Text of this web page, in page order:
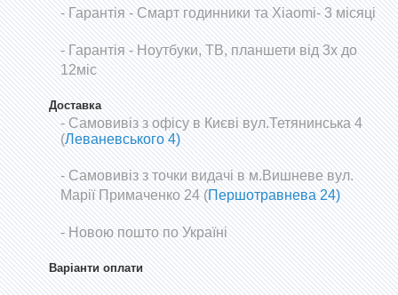
-Гарантія - Смарт годинники та Xiaomi- 3 місяці
- Гарантія - Ноутбуки, ТВ, планшети від 3х до
12міс
Доставка
- Самовивіз з офісу в Києві вул.Тетянинська 4
(Леваневського 4)
- Самовивіз з точки видачі в м.Вишневе вул.
Марії Примаченко 24 (Першотравнева 24)
- Новою пошто по Україні
Варіанти оплати